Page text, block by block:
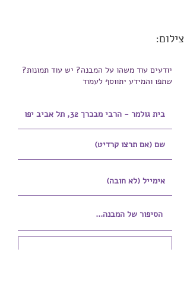
צילום:
יודעים עוד משהו על המבנה? יש עוד תמונות?
שתפו והמידע יתווסף לעמוד